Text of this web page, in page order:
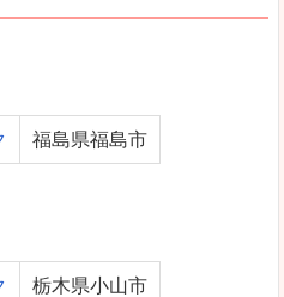
福島県福島市
栃木県小山市